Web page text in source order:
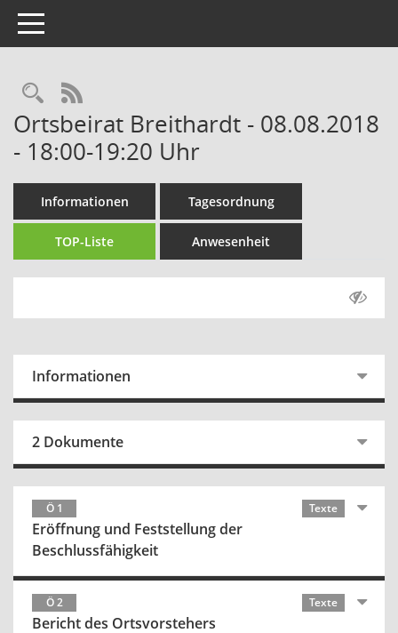
Toggle navigation
Rechercheauswahl
RSS-Feed
Ortsbeirat Breithardt - 08.08.2018
- 18:00-19:20 Uhr
Informationen Tagesordnung
TOP-Liste Anwesenheit
Informationen
2 Dokumente
Ö 1 Texte
Eröffnung und Feststellung der
Beschlussfähigkeit
Ö 2 Texte
Bericht des Ortsvorstehers